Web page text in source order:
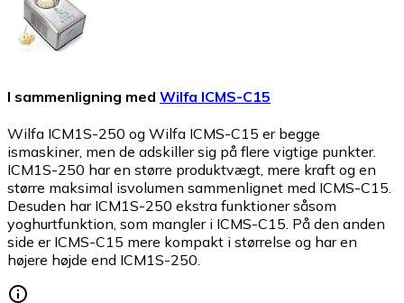
I sammenligning med Wilfa ICMS-C15
Wilfa ICM1S-250 og Wilfa ICMS-C15 er begge
ismaskiner, men de adskiller sig på flere vigtige punkter.
ICM1S-250 har en større produktvægt, mere kraft og en
større maksimal isvolumen sammenlignet med ICMS-C15.
Desuden har ICM1S-250 ekstra funktioner såsom
yoghurtfunktion, som mangler i ICMS-C15. På den anden
side er ICMS-C15 mere kompakt i størrelse og har en
højere højde end ICM1S-250.